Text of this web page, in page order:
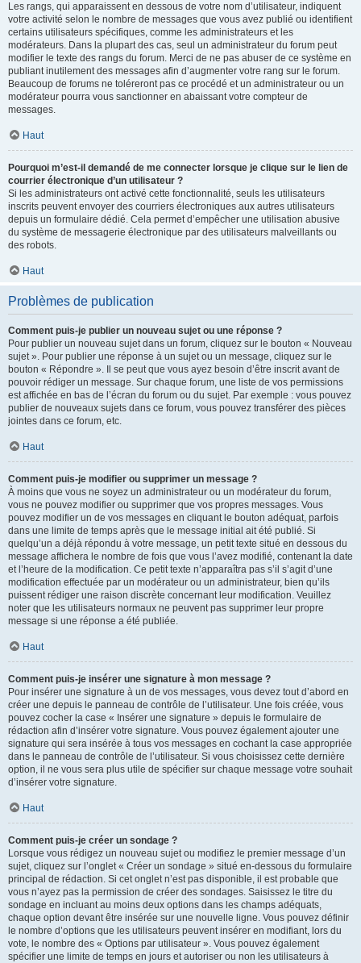
Les rangs, qui apparaissent en dessous de votre nom d’utilisateur, indiquent
votre activité selon le nombre de messages que vous avez publié ou identifient
certains utilisateurs spécifiques, comme les administrateurs et les
modérateurs. Dans la plupart des cas, seul un administrateur du forum peut
modifier le texte des rangs du forum. Merci de ne pas abuser de ce système en
publiant inutilement des messages afin d’augmenter votre rang sur le forum.
Beaucoup de forums ne toléreront pas ce procédé et un administrateur ou un
modérateur pourra vous sanctionner en abaissant votre compteur de
messages.
Haut
Pourquoi m’est-il demandé de me connecter lorsque je clique sur le lien de
courrier électronique d’un utilisateur ?
Si les administrateurs ont activé cette fonctionnalité, seuls les utilisateurs
inscrits peuvent envoyer des courriers électroniques aux autres utilisateurs
depuis un formulaire dédié. Cela permet d’empêcher une utilisation abusive
du système de messagerie électronique par des utilisateurs malveillants ou
des robots.
Haut
Problèmes de publication
Comment puis-je publier un nouveau sujet ou une réponse ?
Pour publier un nouveau sujet dans un forum, cliquez sur le bouton « Nouveau
sujet ». Pour publier une réponse à un sujet ou un message, cliquez sur le
bouton « Répondre ». Il se peut que vous ayez besoin d’être inscrit avant de
pouvoir rédiger un message. Sur chaque forum, une liste de vos permissions
est affichée en bas de l’écran du forum ou du sujet. Par exemple : vous pouvez
publier de nouveaux sujets dans ce forum, vous pouvez transférer des pièces
jointes dans ce forum, etc.
Haut
Comment puis-je modifier ou supprimer un message ?
À moins que vous ne soyez un administrateur ou un modérateur du forum,
vous ne pouvez modifier ou supprimer que vos propres messages. Vous
pouvez modifier un de vos messages en cliquant le bouton adéquat, parfois
dans une limite de temps après que le message initial ait été publié. Si
quelqu’un a déjà répondu à votre message, un petit texte situé en dessous du
message affichera le nombre de fois que vous l’avez modifié, contenant la date
et l’heure de la modification. Ce petit texte n’apparaîtra pas s’il s’agit d’une
modification effectuée par un modérateur ou un administrateur, bien qu’ils
puissent rédiger une raison discrète concernant leur modification. Veuillez
noter que les utilisateurs normaux ne peuvent pas supprimer leur propre
message si une réponse a été publiée.
Haut
Comment puis-je insérer une signature à mon message ?
Pour insérer une signature à un de vos messages, vous devez tout d’abord en
créer une depuis le panneau de contrôle de l’utilisateur. Une fois créée, vous
pouvez cocher la case « Insérer une signature » depuis le formulaire de
rédaction afin d’insérer votre signature. Vous pouvez également ajouter une
signature qui sera insérée à tous vos messages en cochant la case appropriée
dans le panneau de contrôle de l’utilisateur. Si vous choisissez cette dernière
option, il ne vous sera plus utile de spécifier sur chaque message votre souhait
d’insérer votre signature.
Haut
Comment puis-je créer un sondage ?
Lorsque vous rédigez un nouveau sujet ou modifiez le premier message d’un
sujet, cliquez sur l’onglet « Créer un sondage » situé en-dessous du formulaire
principal de rédaction. Si cet onglet n’est pas disponible, il est probable que
vous n’ayez pas la permission de créer des sondages. Saisissez le titre du
sondage en incluant au moins deux options dans les champs adéquats,
chaque option devant être insérée sur une nouvelle ligne. Vous pouvez définir
le nombre d’options que les utilisateurs peuvent insérer en modifiant, lors du
vote, le nombre des « Options par utilisateur ». Vous pouvez également
spécifier une limite de temps en jours et autoriser ou non les utilisateurs à